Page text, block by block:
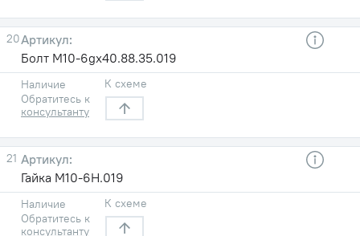
20
Болт М10-6gх40.88.35.019
Наличие
Обратитесь к
консультанту
К схеме
21
Гайка М10-6Н.019
Наличие
Обратитесь к
консультанту
К схеме